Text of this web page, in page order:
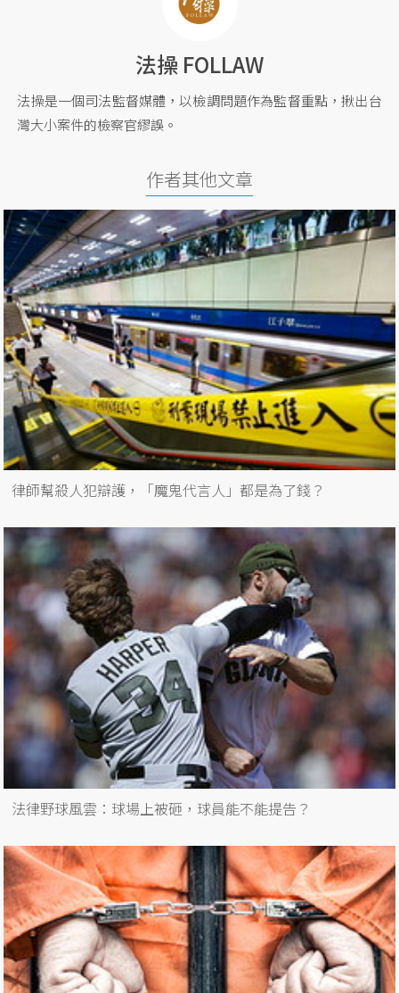
法操 FOLLAW
法操是一個司法監督媒體，以檢調問題作為監督重點，揪出台
灣大小案件的檢察官繆誤。
作者其他文章
律師幫殺人犯辯護，「魔鬼代言人」都是為了錢？
法律野球風雲：球場上被砸，球員能不能提告？